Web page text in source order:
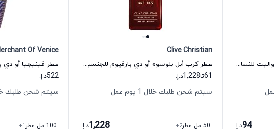
عطر سولو سوبراني دريم أو دي تواليت للنساء لوتشيانو سوبراني
94د.إ.
Clive Christian
عطر كرب أبل بلوسوم أو دي بارفيوم للجنسين كلايف كريستيان
61تا1,228د.إ.
سيتم شحن طلبك خلال 1 يوم عمل
50 مل عطر +2
1,228د.إ.
Of Venice
522د.إ.
سيتم شحن طلبك خلال 3
100 مل عطر +1